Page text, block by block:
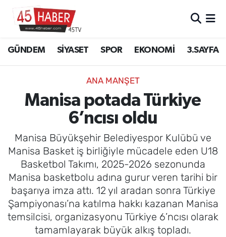
GÜNDEM SİYASET SPOR EKONOMİ 3.SAYFA
ANA MANŞET
Manisa potada Türkiye
6’ncısı oldu
Manisa Büyükşehir Belediyespor Kulübü ve
Manisa Basket iş birliğiyle mücadele eden U18
Basketbol Takımı, 2025-2026 sezonunda
Manisa basketbolu adına gurur veren tarihi bir
başarıya imza attı. 12 yıl aradan sonra Türkiye
Şampiyonası’na katılma hakkı kazanan Manisa
temsilcisi, organizasyonu Türkiye 6’ncısı olarak
tamamlayarak büyük alkış topladı.
SİYASET
3.SAYFA
EĞİTİM
SAĞLIK
YAŞAM
Manisa Hava Durumu
Manisa Namaz Vakitleri
Manisa Trafik Yoğunluk Haritası
Süper Lig Puan Durumu ve Fikstür
Tüm Manşetler
Son Dakika Haberleri
Haber Arşivi